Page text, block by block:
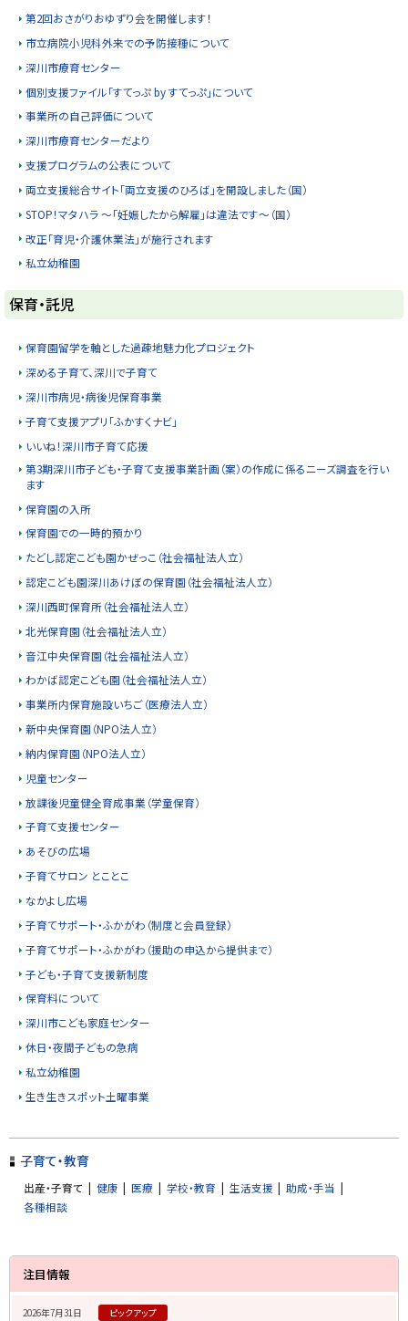
第2回おさがりおゆずり会を開催します！
市立病院小児科外来での予防接種について
深川市療育センター
個別支援ファイル「すてっぷ by すてっぷ」について
事業所の自己評価について
深川市療育センターだより
支援プログラムの公表について
両立支援総合サイト「両立支援のひろば」を開設しました（国）
STOP！マタハラ ～「妊娠したから解雇」は違法です～（国）
改正「育児・介護休業法」が施行されます
私立幼稚園
ト
ッ
プ
に
保育・託児
保育園留学を軸とした過疎地魅力化プロジェクト
深める子育て、深川で子育て
深川市病児・病後児保育事業
子育て支援アプリ「ふかすくナビ」
いいね！深川市子育て応援
第3期深川市子ども・子育て支援事業計画（案）の作成に係るニーズ調査を行い
ます
保育園の入所
保育園での一時的預かり
たどし認定こども園かぜっこ（社会福祉法人立）
認定こども園深川あけぼの保育園（社会福祉法人立）
深川西町保育所（社会福祉法人立）
北光保育園（社会福祉法人立）
音江中央保育園（社会福祉法人立）
わかば認定こども園（社会福祉法人立）
事業所内保育施設いちご（医療法人立）
新中央保育園（NPO法人立）
納内保育園（NPO法人立）
児童センター
放課後児童健全育成事業（学童保育）
子育て支援センター
あそびの広場
子育てサロン とことこ
なかよし広場
子育てサポート・ふかがわ（制度と会員登録）
子育てサポート・ふかがわ（援助の申込から提供まで）
子ども・子育て支援新制度
保育料について
深川市こども家庭センター
休日・夜間子どもの急病
私立幼稚園
生き生きスポット土曜事業
ト
ッ 子育て・教育
出産・子育て 健康 医療 学校・教育 生活支援
助成・手当
各種相談
サ
イ
注目情報
2026年7月31日 ピックアップ